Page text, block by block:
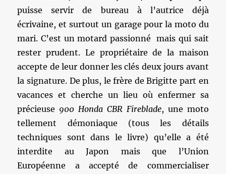
puisse servir de bureau à l’autrice déjà
écrivaine, et surtout un garage pour la moto du
mari. C’est un motard passionné mais qui sait
rester prudent. Le propriétaire de la maison
accepte de leur donner les clés deux jours avant
la signature. De plus, le frère de Brigitte part en
vacances et cherche un lieu où enfermer sa
précieuse 900 Honda CBR Fireblade, une moto
tellement démoniaque (tous les détails
techniques sont dans le livre) qu’elle a été
interdite au Japon mais que l’Union
Européenne a accepté de commercialiser